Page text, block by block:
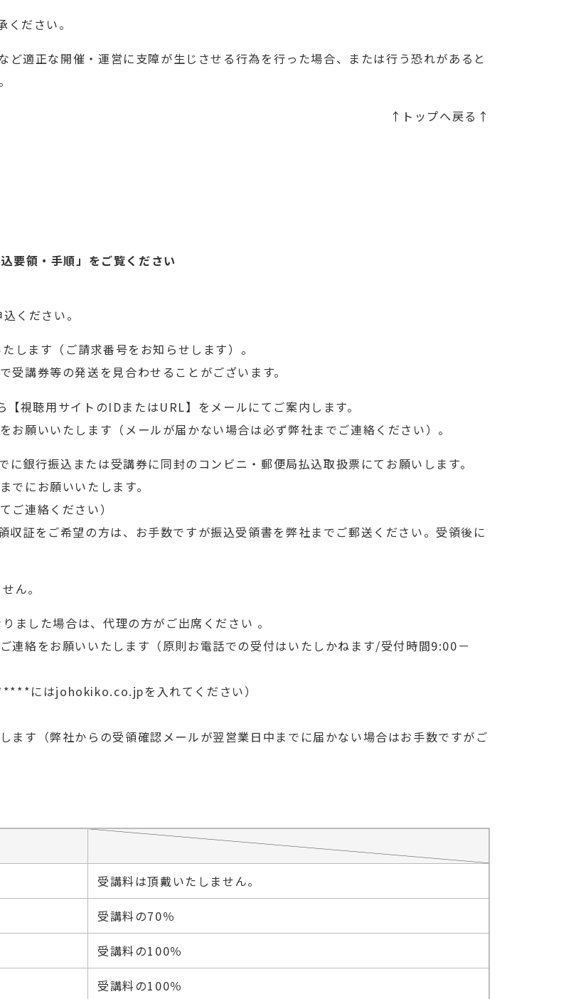
ださい。
適正な開催・運営に支障が生じさせる行為を行った場合、または行う恐れがあると
↑トップへ戻る↑
要領・手順」 をご覧ください
ください。
します（ご請求番号をお知らせします）。
講券等の発送を見合わせることがございます。
視聴用サイトのIDまたはURL】をメールにてご案内します。
願いいたします（メールが届かない場合は必ず弊社までご連絡ください）。
銀行振込または受講券に同封のコンビニ・郵便局払込取扱票にてお願いします。
にお願いいたします。
ご連絡ください）
証をご希望の方は、お手数ですが振込受領書を弊社までご郵送ください。受領後に
ん。
ました場合は、代理の方がご出席ください 。
連絡をお願いいたします（原則お電話での受付はいたしかねます/受付時間9:00－
にはjohokiko.co.jpを入れてください）
ます（弊社からの受領確認メールが翌営業日中までに届かない場合はお手数ですがご
受講料は頂戴いたしません。
受講料の70％
受講料の100％
受講料の100％